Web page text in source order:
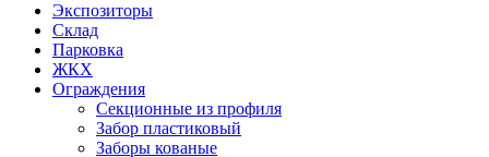
Экспозиторы
Склад
Парковка
ЖКХ
Ограждения
Секционные из профиля
Забор пластиковый
Заборы кованые